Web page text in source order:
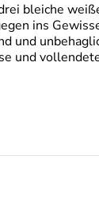
bleiche
ins
und
und